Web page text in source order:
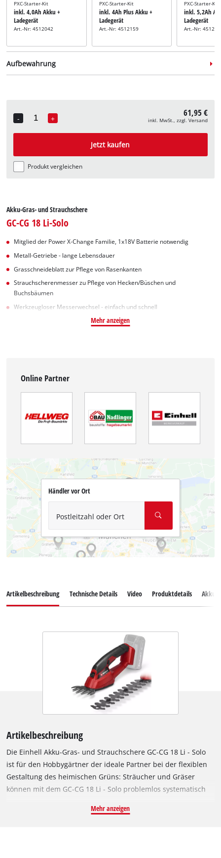
PXC-Starter-Kit
inkl. 4,0Ah Akku +
Ladegerät
Art.-Nr: 4512042
PXC-Starter-Kit
inkl. 4Ah Plus Akku +
Ladegerät
Art.-Nr: 4512159
PXC-Starter-Kit
inkl. 5,2Ah
Ladegerät
Art.-Nr:
Aufbewahrung
Art.-Nr: 4540021
-
Quantity
+ 61,95 €
inkl. MwSt., zzgl. Versand
Jetzt kaufen
Produkt vergleichen
Akku-Gras- und Strauchschere
GC-CG 18 Li-Solo
Mitglied der Power X-Change Familie, 1x18V Batterie notwendig
Metall-Getriebe - lange Lebensdauer
Grasschneideblatt zur Pflege von Rasenkanten
Strauchscherenmesser zu Pflege von Hecken/Büschen und
Buchsbäumen
Werkzeugloser Messerwechsel - einfach und schnell
Mehr anzeigen
Online Partner
Händler vor Ort
Postleitzahl oder Ort
Artikelbeschreibung Technische Details Video Produktdetails
Artikelbeschreibung
Die Einhell Akku-Gras- und Strauchschere GC-CG 18 Li - Solo
ist für den Hobbygärtner der ideale Partner bei der flexiblen
Gestaltung des heimischen Grüns: Sträucher und Gräser
können mit dem GC-CG 18 Li - Solo problemlos systematisch
eine optimale Kraftübertragung auf die lasergeschnittenen
Mehr anzeigen